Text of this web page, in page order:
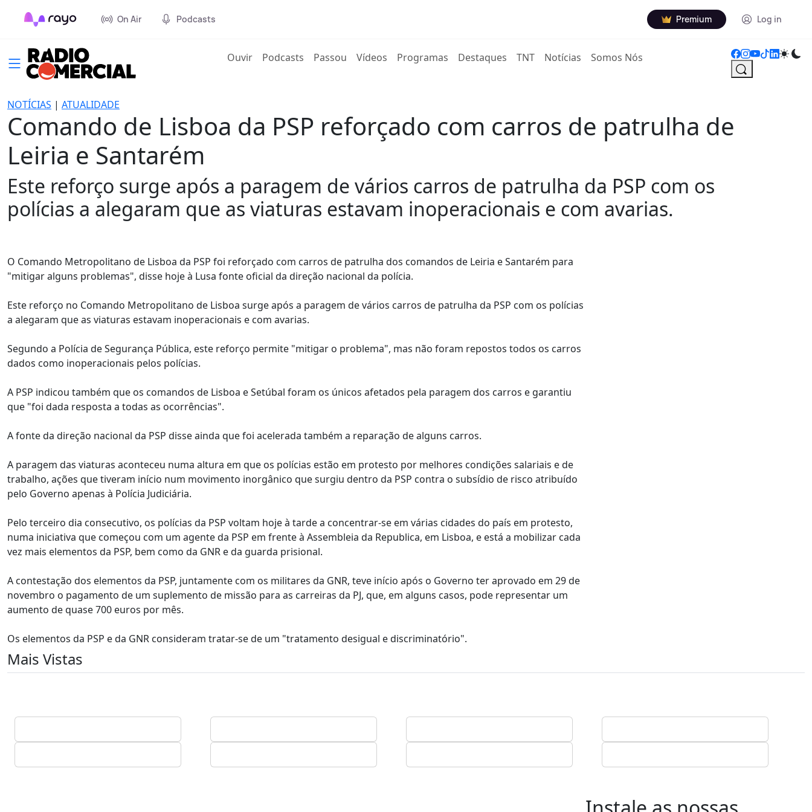
On Air Podcasts Premium Log in
Ouvir(current)
Podcasts Passou Vídeos Programas Destaques TNT Notícias Somos Nós
NOTÍCIAS | ATUALIDADE
Comando de Lisboa da PSP reforçado com carros de patrulha de
Leiria e Santarém
Este reforço surge após a paragem de vários carros de patrulha da PSP com os
polícias a alegaram que as viaturas estavam inoperacionais e com avarias.
O Comando Metropolitano de Lisboa da PSP foi reforçado com carros de patrulha dos comandos de Leiria e Santarém para
"mitigar alguns problemas", disse hoje à Lusa fonte oficial da direção nacional da polícia.
Este reforço no Comando Metropolitano de Lisboa surge após a paragem de vários carros de patrulha da PSP com os polícias
a alegaram que as viaturas estavam inoperacionais e com avarias.
Segundo a Polícia de Segurança Pública, este reforço permite "mitigar o problema", mas não foram repostos todos os carros
dados como inoperacionais pelos polícias.
A PSP indicou também que os comandos de Lisboa e Setúbal foram os únicos afetados pela paragem dos carros e garantiu
que "foi dada resposta a todas as ocorrências".
A fonte da direção nacional da PSP disse ainda que foi acelerada também a reparação de alguns carros.
A paragem das viaturas aconteceu numa altura em que os polícias estão em protesto por melhores condições salariais e de
trabalho, ações que tiveram início num movimento inorgânico que surgiu dentro da PSP contra o subsídio de risco atribuído
pelo Governo apenas à Polícia Judiciária.
Pelo terceiro dia consecutivo, os polícias da PSP voltam hoje à tarde a concentrar-se em várias cidades do país em protesto,
numa iniciativa que começou com um agente da PSP em frente à Assembleia da Republica, em Lisboa, e está a mobilizar cada
vez mais elementos da PSP, bem como da GNR e da guarda prisional.
A contestação dos elementos da PSP, juntamente com os militares da GNR, teve início após o Governo ter aprovado em 29 de
novembro o pagamento de um suplemento de missão para as carreiras da PJ, que, em alguns casos, pode representar um
aumento de quase 700 euros por mês.
Os elementos da PSP e da GNR consideram tratar-se de um "tratamento desigual e discriminatório".
Mais Vistas